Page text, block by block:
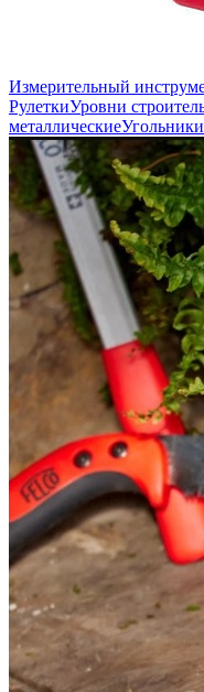
Измерительный
РулеткиУровни
металлическиеУгольники